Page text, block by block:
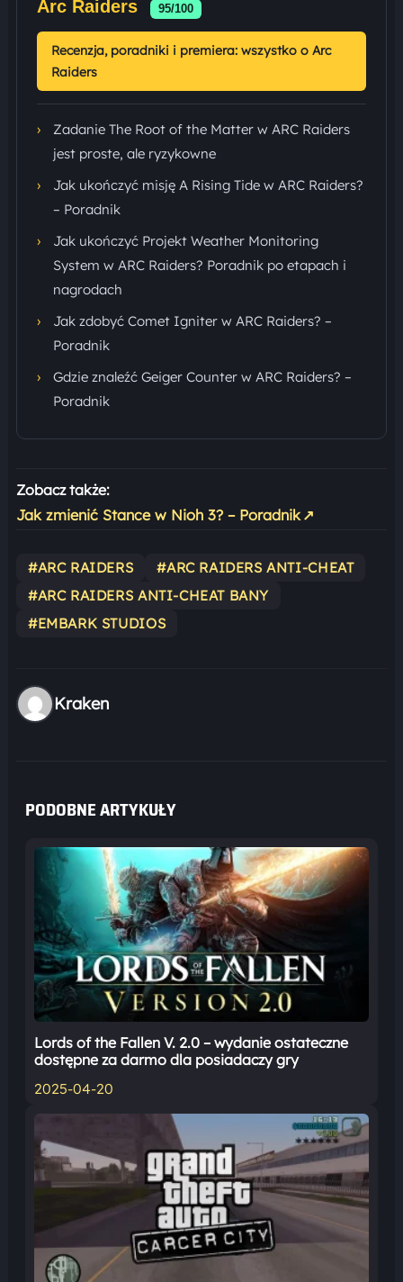
Arc Raiders 95/100
Recenzja, poradniki i premiera: wszystko o Arc
Raiders
›
Zadanie The Root of the Matter w ARC Raiders
jest proste, ale ryzykowne
›
Jak ukończyć misję A Rising Tide w ARC Raiders?
– Poradnik
›
Jak ukończyć Projekt Weather Monitoring
System w ARC Raiders? Poradnik po etapach i
nagrodach
›
Jak zdobyć Comet Igniter w ARC Raiders? –
Poradnik
›
Gdzie znaleźć Geiger Counter w ARC Raiders? –
Poradnik
Zobacz także:
Jak zmienić Stance w Nioh 3? – Poradnik ↗
#ARC RAIDERS
#ARC RAIDERS ANTI-CHEAT
#ARC RAIDERS ANTI-CHEAT BANY
#EMBARK STUDIOS
Kraken
PODOBNE ARTYKUŁY
Lords of the Fallen V. 2.0 – wydanie ostateczne
dostępne za darmo dla posiadaczy gry
2025-04-20